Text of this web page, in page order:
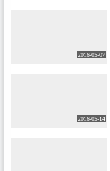
2016-05-07
2016-05-14